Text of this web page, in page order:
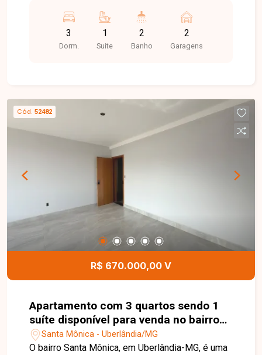
3
Dorm.
1
Suite
2
Banho
2
Garagens
Cód. 52482
R$ 670.000,00 V
Apartamento com 3 quartos sendo 1
suíte disponível para venda no bairro
Santa Mônica em Uberlândia-MG
Santa Mônica - Uberlândia/MG
O bairro Santa Mônica, em Uberlândia-MG, é uma